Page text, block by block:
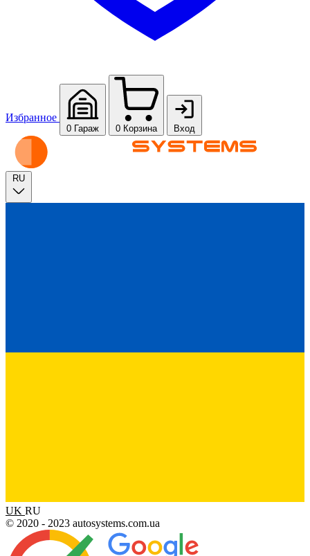
Избранное
0 Гараж 0 Корзина Вход
UK RU
© 2020 - 2023 autosystems.com.ua